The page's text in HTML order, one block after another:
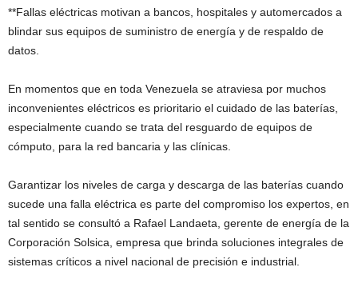
**Fallas eléctricas motivan a bancos, hospitales y automercados a
blindar sus equipos de suministro de energía y de respaldo de
datos.
En momentos que en toda Venezuela se atraviesa por muchos
inconvenientes eléctricos es prioritario el cuidado de las baterías,
especialmente cuando se trata del resguardo de equipos de
cómputo, para la red bancaria y las clínicas.
Garantizar los niveles de carga y descarga de las baterías cuando
sucede una falla eléctrica es parte del compromiso los expertos, en
tal sentido se consultó a Rafael Landaeta, gerente de energía de la
Corporación Solsica, empresa que brinda soluciones integrales de
sistemas críticos a nivel nacional de precisión e industrial.